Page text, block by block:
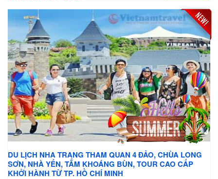
DU LỊCH NHA TRANG THAM QUAN 4 ĐẢO, CHÙA LONG
SƠN, NHÀ YẾN, TẮM KHOÁNG BÙN, TOUR CAO CẤP
KHỞI HÀNH TỪ TP. HỒ CHÍ MINH